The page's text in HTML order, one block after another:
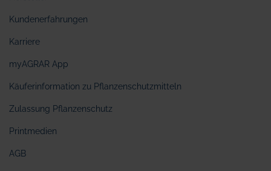
Kundenerfahrungen
Karriere
myAGRAR App
Käuferinformation zu Pflanzenschutzmitteln
Zulassung Pflanzenschutz
Printmedien
AGB